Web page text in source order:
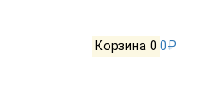
Корзина 0 0₽